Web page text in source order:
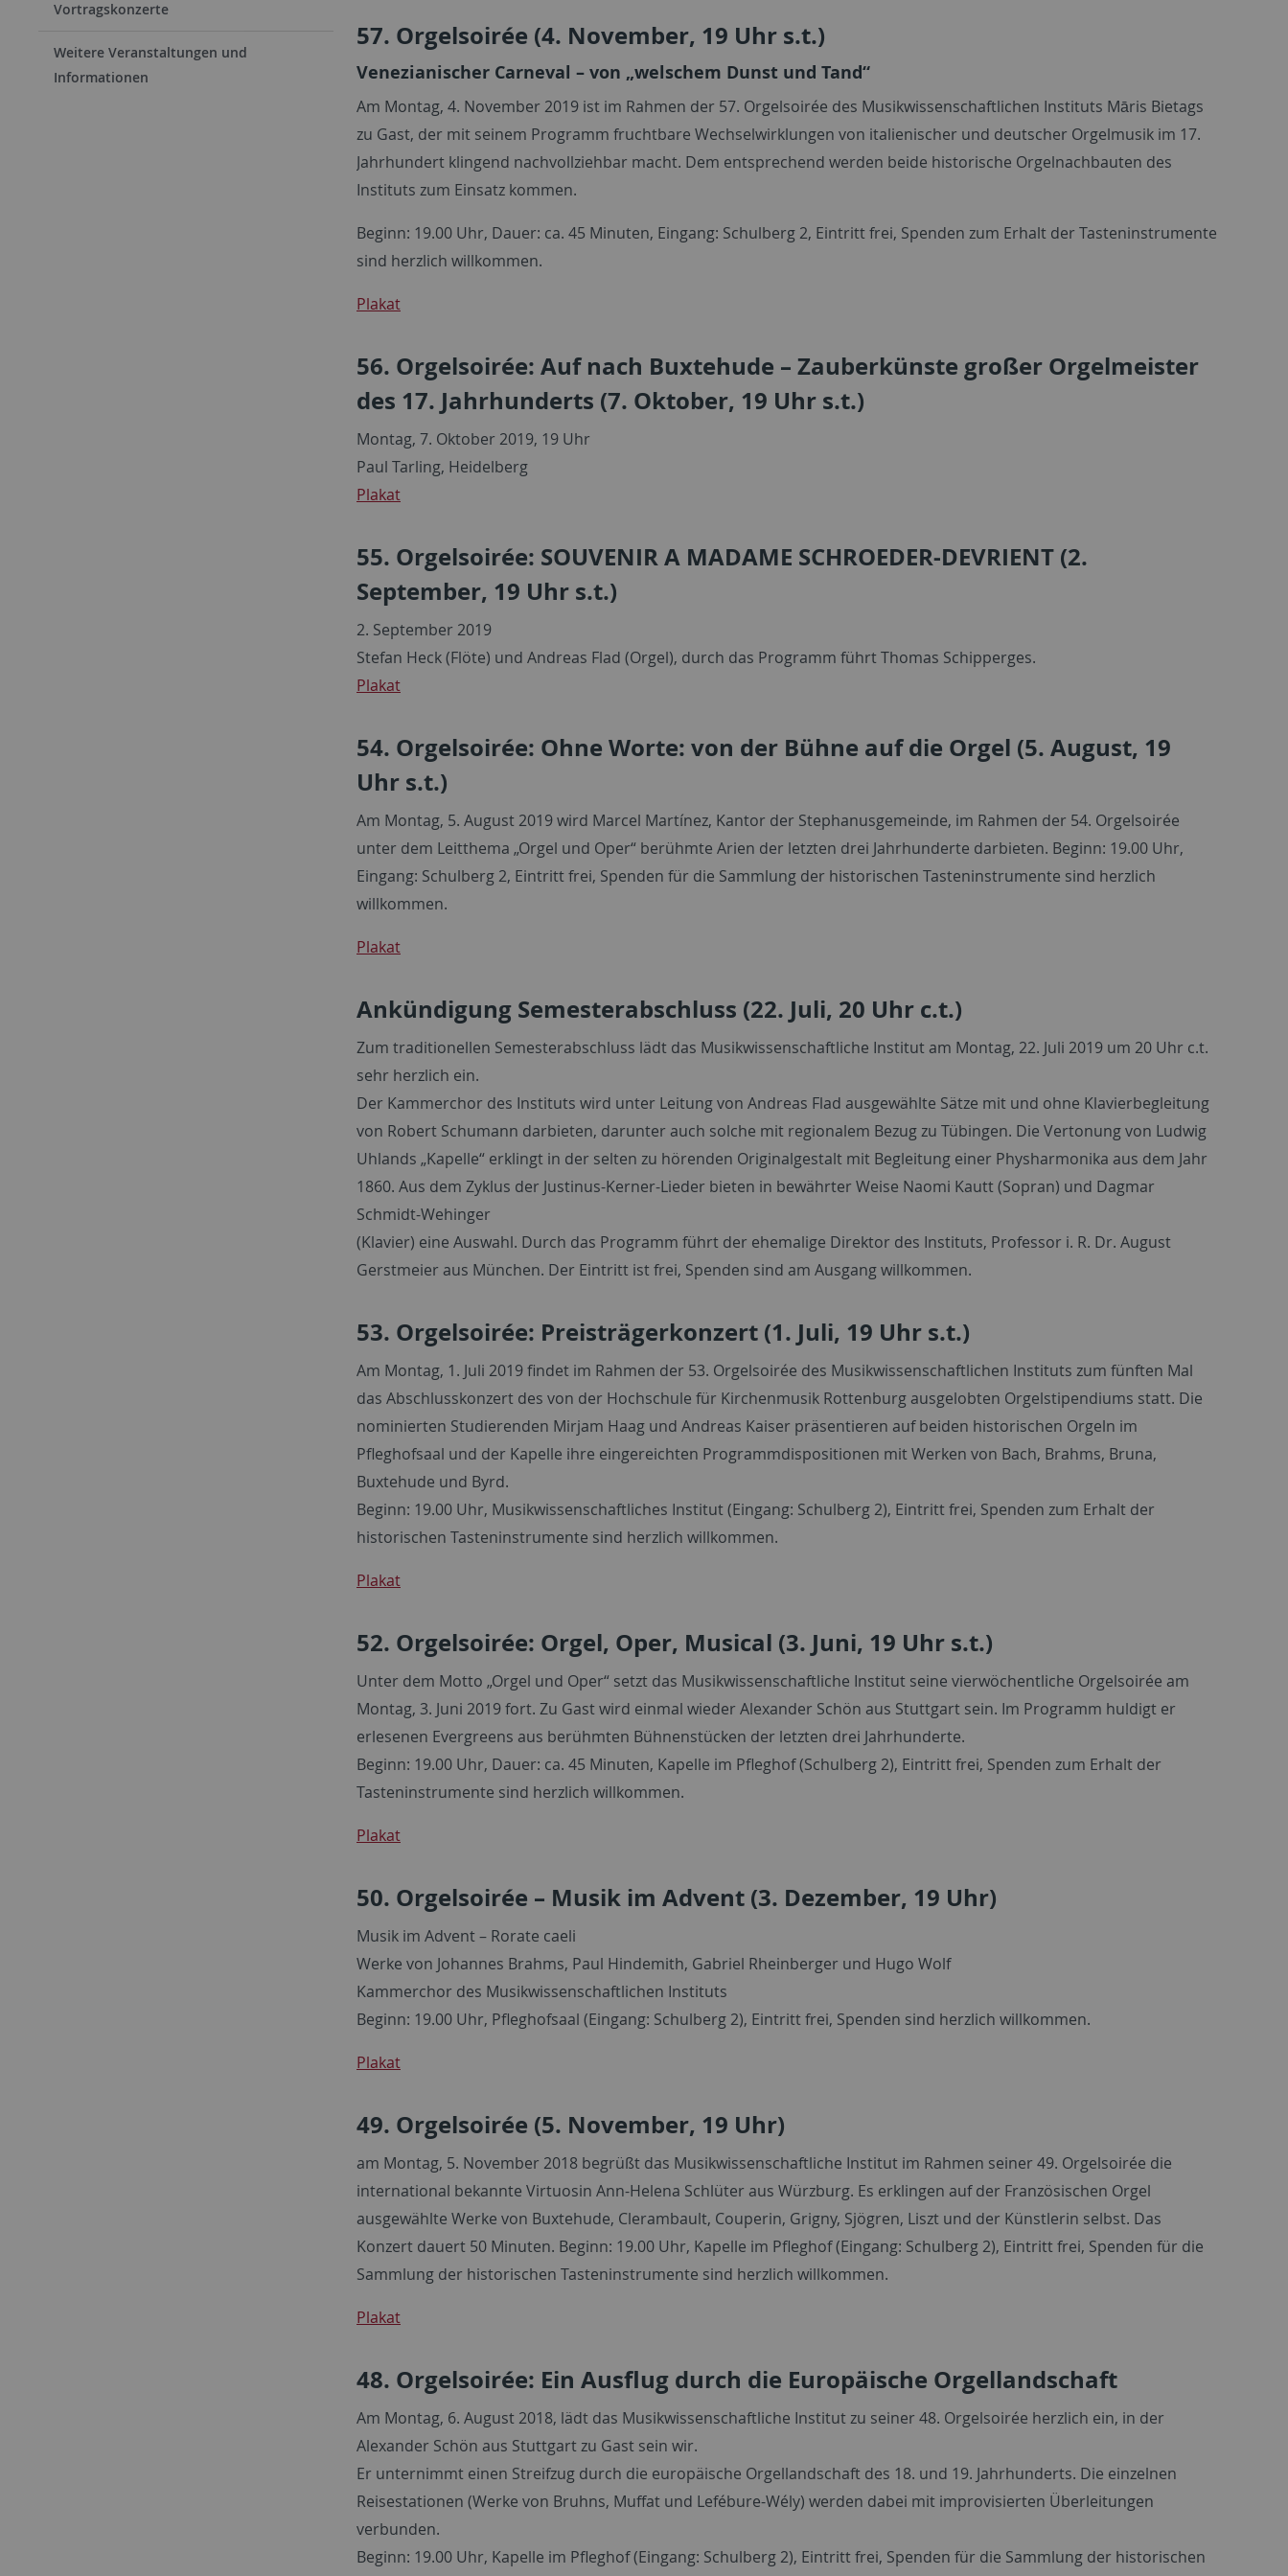
Vortragskonzerte
Weitere Veranstaltungen und
Informationen
57. Orgelsoirée (4. November, 19 Uhr s.t.)
Venezianischer Carneval – von „welschem Dunst und Tand“
Am Montag, 4. November 2019 ist im Rahmen der 57. Orgelsoirée des Musikwissenschaftlichen Instituts Māris Bietags
zu Gast, der mit seinem Programm fruchtbare Wechselwirklungen von italienischer und deutscher Orgelmusik im 17.
Jahrhundert klingend nachvollziehbar macht. Dem entsprechend werden beide historische Orgelnachbauten des
Instituts zum Einsatz kommen.
Beginn: 19.00 Uhr, Dauer: ca. 45 Minuten, Eingang: Schulberg 2, Eintritt frei, Spenden zum Erhalt der Tasteninstrumente
sind herzlich willkommen.
Plakat
56. Orgelsoirée: Auf nach Buxtehude – Zauberkünste großer Orgelmeister
des 17. Jahrhunderts (7. Oktober, 19 Uhr s.t.)
Montag, 7. Oktober 2019, 19 Uhr
Paul Tarling, Heidelberg
Plakat
55. Orgelsoirée: SOUVENIR A MADAME SCHROEDER-DEVRIENT (2.
September, 19 Uhr s.t.)
2. September 2019
Stefan Heck (Flöte) und Andreas Flad (Orgel), durch das Programm führt Thomas Schipperges.
Plakat
54. Orgelsoirée: Ohne Worte: von der Bühne auf die Orgel (5. August, 19
Uhr s.t.)
Am Montag, 5. August 2019 wird Marcel Martínez, Kantor der Stephanusgemeinde, im Rahmen der 54. Orgelsoirée
unter dem Leitthema „Orgel und Oper“ berühmte Arien der letzten drei Jahrhunderte darbieten. Beginn: 19.00 Uhr,
Eingang: Schulberg 2, Eintritt frei, Spenden für die Sammlung der historischen Tasteninstrumente sind herzlich
willkommen.
Plakat
Ankündigung Semesterabschluss (22. Juli, 20 Uhr c.t.)
Zum traditionellen Semesterabschluss lädt das Musikwissenschaftliche Institut am Montag, 22. Juli 2019 um 20 Uhr c.t.
sehr herzlich ein.
Der Kammerchor des Instituts wird unter Leitung von Andreas Flad ausgewählte Sätze mit und ohne Klavierbegleitung
von Robert Schumann darbieten, darunter auch solche mit regionalem Bezug zu Tübingen. Die Vertonung von Ludwig
Uhlands „Kapelle“ erklingt in der selten zu hörenden Originalgestalt mit Begleitung einer Physharmonika aus dem Jahr
1860. Aus dem Zyklus der Justinus-Kerner-Lieder bieten in bewährter Weise Naomi Kautt (Sopran) und Dagmar
Schmidt-Wehinger
(Klavier) eine Auswahl. Durch das Programm führt der ehemalige Direktor des Instituts, Professor i. R. Dr. August
Gerstmeier aus München. Der Eintritt ist frei, Spenden sind am Ausgang willkommen.
53. Orgelsoirée: Preisträgerkonzert (1. Juli, 19 Uhr s.t.)
Am Montag, 1. Juli 2019 findet im Rahmen der 53. Orgelsoirée des Musikwissenschaftlichen Instituts zum fünften Mal
das Abschlusskonzert des von der Hochschule für Kirchenmusik Rottenburg ausgelobten Orgelstipendiums statt. Die
nominierten Studierenden Mirjam Haag und Andreas Kaiser präsentieren auf beiden historischen Orgeln im
Pfleghofsaal und der Kapelle ihre eingereichten Programmdispositionen mit Werken von Bach, Brahms, Bruna,
Buxtehude und Byrd.
Beginn: 19.00 Uhr, Musikwissenschaftliches Institut (Eingang: Schulberg 2), Eintritt frei, Spenden zum Erhalt der
historischen Tasteninstrumente sind herzlich willkommen.
Plakat
52. Orgelsoirée: Orgel, Oper, Musical (3. Juni, 19 Uhr s.t.)
Unter dem Motto „Orgel und Oper“ setzt das Musikwissenschaftliche Institut seine vierwöchentliche Orgelsoirée am
Montag, 3. Juni 2019 fort. Zu Gast wird einmal wieder Alexander Schön aus Stuttgart sein. Im Programm huldigt er
erlesenen Evergreens aus berühmten Bühnenstücken der letzten drei Jahrhunderte.
Beginn: 19.00 Uhr, Dauer: ca. 45 Minuten, Kapelle im Pfleghof (Schulberg 2), Eintritt frei, Spenden zum Erhalt der
Tasteninstrumente sind herzlich willkommen.
Plakat
50. Orgelsoirée – Musik im Advent (3. Dezember, 19 Uhr)
Musik im Advent – Rorate caeli
Werke von Johannes Brahms, Paul Hindemith, Gabriel Rheinberger und Hugo Wolf
Kammerchor des Musikwissenschaftlichen Instituts
Beginn: 19.00 Uhr, Pfleghofsaal (Eingang: Schulberg 2), Eintritt frei, Spenden sind herzlich willkommen.
Plakat
49. Orgelsoirée (5. November, 19 Uhr)
am Montag, 5. November 2018 begrüßt das Musikwissenschaftliche Institut im Rahmen seiner 49. Orgelsoirée die
international bekannte Virtuosin Ann-Helena Schlüter aus Würzburg. Es erklingen auf der Französischen Orgel
ausgewählte Werke von Buxtehude, Clerambault, Couperin, Grigny, Sjögren, Liszt und der Künstlerin selbst. Das
Konzert dauert 50 Minuten. Beginn: 19.00 Uhr, Kapelle im Pfleghof (Eingang: Schulberg 2), Eintritt frei, Spenden für die
Sammlung der historischen Tasteninstrumente sind herzlich willkommen.
Plakat
48. Orgelsoirée: Ein Ausflug durch die Europäische Orgellandschaft
Am Montag, 6. August 2018, lädt das Musikwissenschaftliche Institut zu seiner 48. Orgelsoirée herzlich ein, in der
Alexander Schön aus Stuttgart zu Gast sein wir.
Er unternimmt einen Streifzug durch die europäische Orgellandschaft des 18. und 19. Jahrhunderts. Die einzelnen
Reisestationen (Werke von Bruhns, Muffat und Lefébure-Wély) werden dabei mit improvisierten Überleitungen
verbunden.
Beginn: 19.00 Uhr, Kapelle im Pfleghof (Eingang: Schulberg 2), Eintritt frei, Spenden für die Sammlung der historischen